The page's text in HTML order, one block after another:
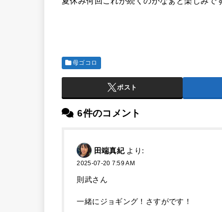
母ゴコロ
ポスト
6件のコメント
田端真紀 より:
2025-07-20 7:59 AM
則武さん
一緒にジョギング！さすがです！